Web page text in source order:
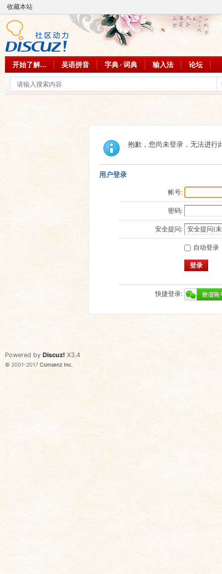
收藏本站
开始了解... 吴语拼音 字典 · 词典 输入法 论坛
抱歉，您尚未登录，无法进行
用户登录
帐号:
密码:
安全提问:
自动登录
登录
快捷登录:
Powered by Discuz! X3.4
© 2001-2017 Comsenz Inc.